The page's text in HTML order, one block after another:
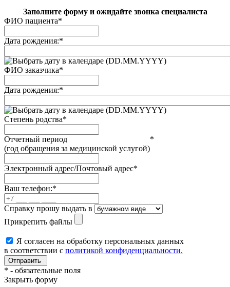
Заполните форму и ожидайте звонка специалиста
ФИО пациента*
Дата рождения:*
(DD.MM.YYYY)
ФИО заказчика*
Дата рождения:*
(DD.MM.YYYY)
Степень родства*
Отчетный период
(год обращения за медицинской услугой)
*
Электронный адрес/Почтовый адрес*
Ваш телефон:*
Справку прошу выдать в
Прикрепить файлы
Я согласен на обработку персональных данных
в соответствии с политикой конфиденциальности.
* - обязательные поля
Закрыть форму